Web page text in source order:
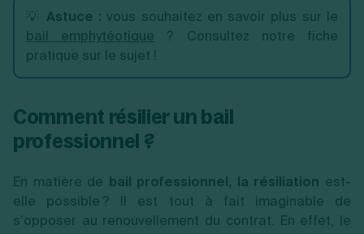
💡 Astuce : vous souhaitez en savoir plus sur le
bail emphytéotique
? Consultez notre fiche
pratique sur le sujet !
Comment résilier un bail
professionnel ?
En matière de bail professionnel, la résiliation est-
elle possible ? Il est tout à fait imaginable de
s’opposer au renouvellement du contrat. En effet, le